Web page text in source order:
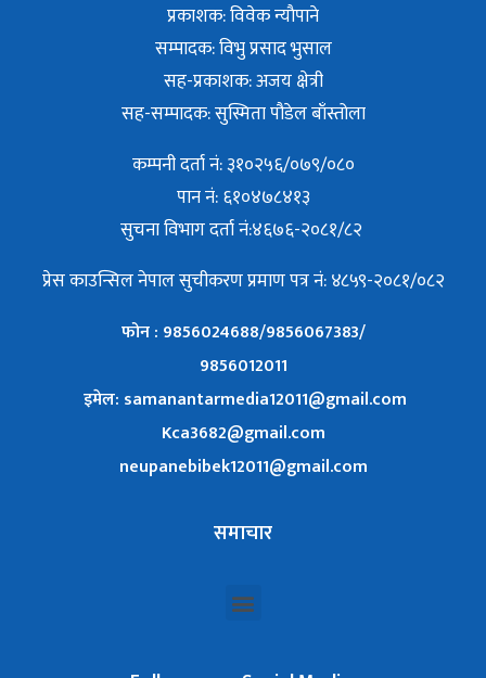
प्रकाशक: विवेक न्याैपाने
सम्पादक: विभु प्रसाद भुसाल
सह-प्रकाशक: अजय क्षेत्री
सह-सम्पादक: सुस्मिता पौडेल बाँस्तोला
कम्पनी दर्ता नं: ३१०२५६/०७९/०८०
पान नं: ६१०४७८४१३
सुचना विभाग दर्ता नं:४६७६-२०८१/८२
प्रेस काउन्सिल नेपाल सुचीकरण प्रमाण पत्र नं: ४८५९-२०८१/०८२
फोन : 9856024688/9856067383/
9856012011
इमेल: samanantarmedia12011@gmail.com
Kca3682@gmail.com
neupanebibek12011@gmail.com
समाचार